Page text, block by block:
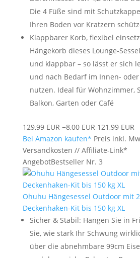
Die 4 Füße sind mit
Ihren Boden vor Kratzern
Klappbarer Korb, flexibel
Hängekorb dieses Lounge-
und klappbar – so lässt er sich
und nach Bedarf im Innen-
nutzen. Ideal für Wohnzimmer,
Balkon, Garten oder Café
129,99 EUR −8,00 EUR 121,99 EUR
Bei Amazon kaufen* Preis inkl.
Versandkosten // Affiliate-Link*
AngebotBestseller Nr. 3
Ohuhu Hängesessel Outdoor mit
Deckenhaken-Kit bis 150 kg XL
Sicher & Stabil: Hängen Sie in
Sie, wie stark Ihr Schwung
über die abnehmbare 99cm